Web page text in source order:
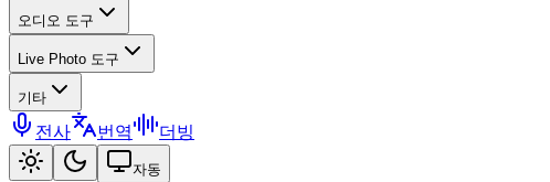
오디오 도구
Live Photo 도구
기타
전사 번역 더빙
자동